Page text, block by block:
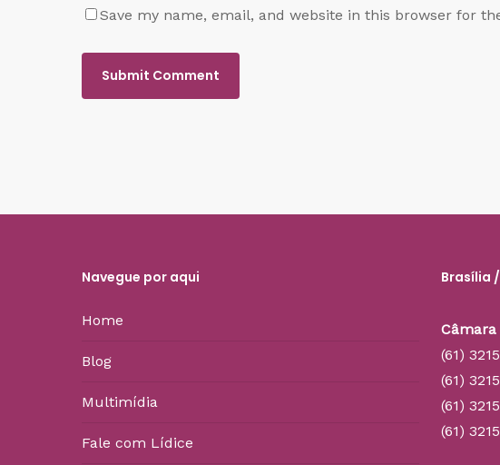
Save my name, email, and website in this browser for
Navegue por aqui
Home
Blog
Multimídia
Fale com Lídice
Brasília /
(61)
(61)
(61)
(61)